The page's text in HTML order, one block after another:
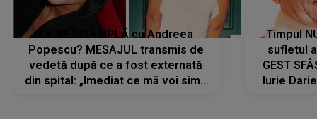
CE SE ÎNTÂMPLĂ cu Andreea
Popescu? MESAJUL transmis de
vedetă după ce a fost externată
din spital: „Imediat ce mă voi simți
Timpul
sufletul
GEST
Iurie